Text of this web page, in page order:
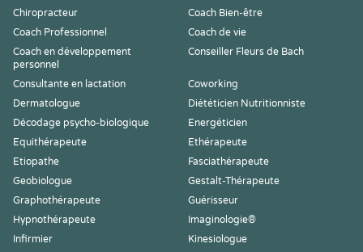
Chiropracteur
Coach Bien-être
Coach Professionnel
Coach de vie
Coach en développement
personnel
Conseiller Fleurs de Bach
Consultante en lactation
Coworking
Dermatologue
Diététicien Nutritionniste
Décodage psycho-biologique
Energéticien
Equithérapeute
Ethérapeute
Etiopathe
Fasciathérapeute
Geobiologue
Gestalt-Thérapeute
Graphothérapeute
Guérisseur
Hypnothérapeute
Imaginologie®
Infirmier
Kinesiologue